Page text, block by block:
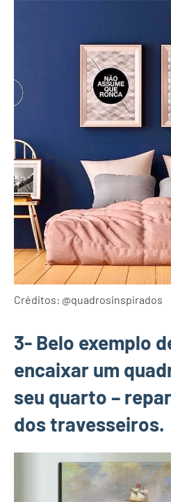
Créditos: @quadrosinspirados
3- Belo exemplo
encaixar um
seu quarto –
dos travesseiros.